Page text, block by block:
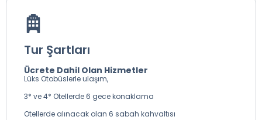
Tur Şartları
Ücrete Dahil Olan Hizmetler
Lüks Otobüslerle ulaşım,
3* ve 4* Otellerde 6 gece konaklama
Otellerde alınacak olan 6 sabah kahvaltısı